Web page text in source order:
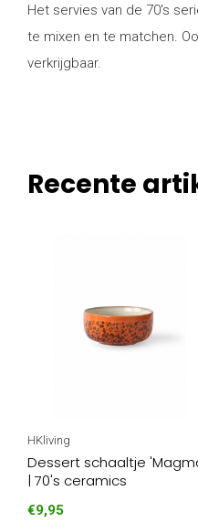
Het servies van de 70's
te mixen en te matchen.
verkrijgbaar.
Recente
HKliving
Dessert schaaltje
| 70's ceramics
€9,95